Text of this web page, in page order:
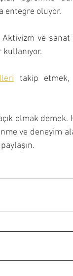
entegre oluyor.
ve sanat
takip
olmak
ve deneyim